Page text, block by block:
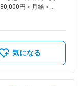
張は発生いたしませ
、中堅層社員の層を
土木構造物など、様々
コンでの同様の設備
のうえ現場配属とさせ
して工事を進める必要
円＜月給＞
：1150万※地域限定職
になります。賃金は
じて上下する可能性が
気になる